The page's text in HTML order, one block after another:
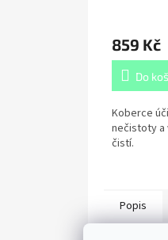
859 Kč
Do
Koberce
nečistoty a
čistí.
Popis